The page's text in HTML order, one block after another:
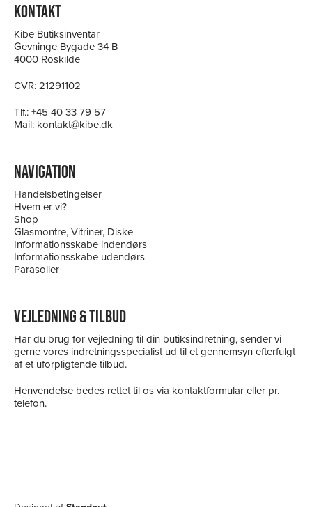
KONTAKT
Kibe Butiksinventar
Gevninge Bygade 34 B
4000 Roskilde
CVR: 21291102
Tlf.:+45 40 33 79 57
Mail: kontakt@kibe.dk
NAVIGATION
Handelsbetingelser
Hvem er vi?
Shop
Glasmontre, Vitriner, Diske
Informationsskabe indendørs
Informationsskabe udendørs
Parasoller
VEJLEDNING & TILBUD
Har du brug for vejledning til din butiksindretning, sender vi
gerne vores indretningsspecialist ud til et gennemsyn efterfulgt
af et uforpligtende tilbud.
Henvendelse bedes rettet til os via kontaktformular eller pr.
telefon.